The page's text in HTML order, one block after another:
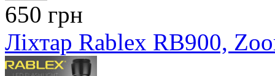
650 грн
Ліхтар Rablex RB900,